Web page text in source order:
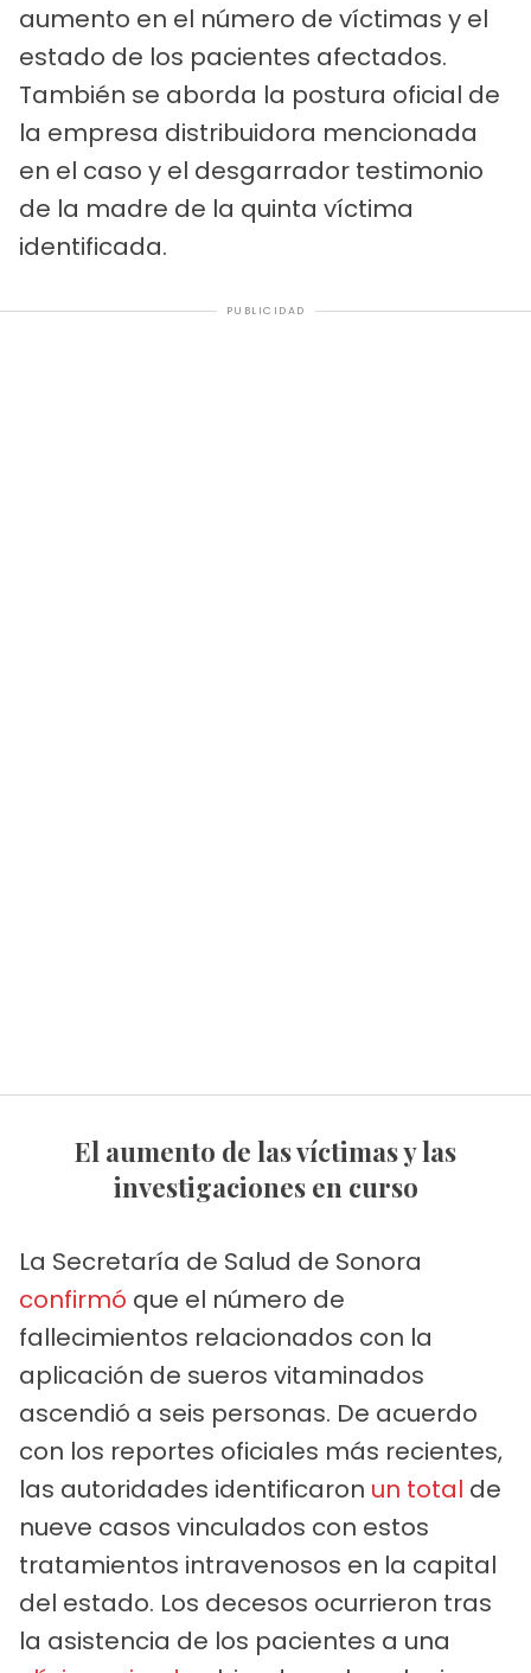
aumento en el número de víctimas y el
estado de los pacientes afectados.
También se aborda la postura oficial de
la empresa distribuidora mencionada
en el caso y el desgarrador testimonio
de la madre de la quinta víctima
identificada.
PUBLICIDAD
El aumento de las víctimas y las
investigaciones en curso
La Secretaría de Salud de Sonora
confirmó que el número de
fallecimientos relacionados con la
aplicación de sueros vitaminados
ascendió a seis personas. De acuerdo
con los reportes oficiales más recientes,
las autoridades identificaron un total de
nueve casos vinculados con estos
tratamientos intravenosos en la capital
del estado. Los decesos ocurrieron tras
la asistencia de los pacientes a una